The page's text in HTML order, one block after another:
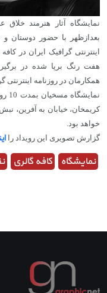
بعدازظهر با حضور دوستان و
اینترنتی گرافیک ایران در
هفت رنگ برپا شده در
همکارمان در روزنامه اینترنتی
کریمخان، خیابان به آفرین،
خواهد بود.
گزارش تصویری این رویداد را
نمایشگاه کافه گالری